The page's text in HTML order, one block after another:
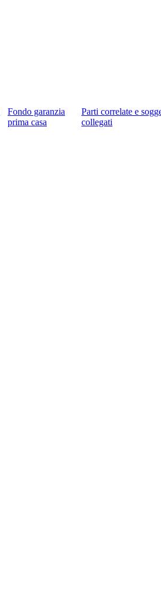
Fondo garanzia
prima casa
Parti correlate e
collegati